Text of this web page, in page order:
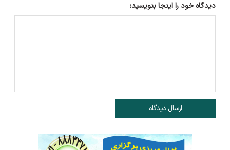
دیدگاه خود را اینجا بنویسید:
ارسال دیدگاه